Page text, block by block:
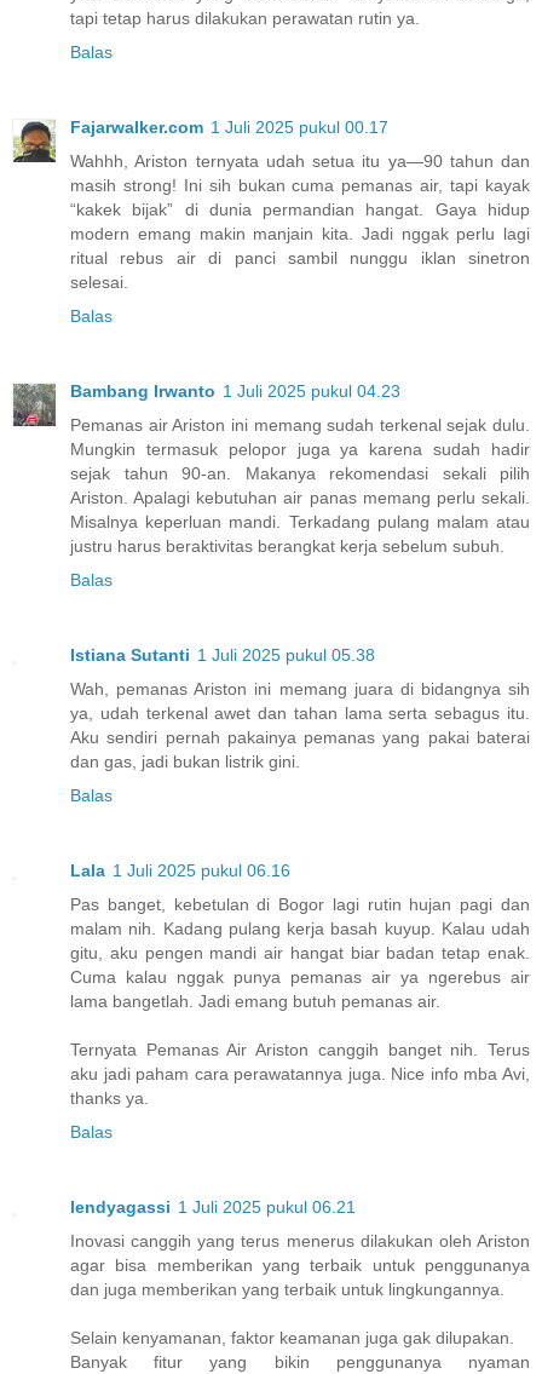
tapi tetap harus dilakukan perawatan rutin ya.
Balas
Fajarwalker.com 1 Juli 2025 pukul 00.17
Wahhh, Ariston ternyata udah setua itu ya—90 tahun dan
masih strong! Ini sih bukan cuma pemanas air, tapi kayak
“kakek bijak” di dunia permandian hangat. Gaya hidup
modern emang makin manjain kita. Jadi nggak perlu lagi
ritual rebus air di panci sambil nunggu iklan sinetron
selesai.
Balas
Bambang Irwanto 1 Juli 2025 pukul 04.23
Pemanas air Ariston ini memang sudah terkenal sejak dulu.
Mungkin termasuk pelopor juga ya karena sudah hadir
sejak tahun 90-an. Makanya rekomendasi sekali pilih
Ariston. Apalagi kebutuhan air panas memang perlu sekali.
Misalnya keperluan mandi. Terkadang pulang malam atau
justru harus beraktivitas berangkat kerja sebelum subuh.
Balas
Istiana Sutanti 1 Juli 2025 pukul 05.38
Wah, pemanas Ariston ini memang juara di bidangnya sih
ya, udah terkenal awet dan tahan lama serta sebagus itu.
Aku sendiri pernah pakainya pemanas yang pakai baterai
dan gas, jadi bukan listrik gini.
Balas
Lala 1 Juli 2025 pukul 06.16
Pas banget, kebetulan di Bogor lagi rutin hujan pagi dan
malam nih. Kadang pulang kerja basah kuyup. Kalau udah
gitu, aku pengen mandi air hangat biar badan tetap enak.
Cuma kalau nggak punya pemanas air ya ngerebus air
lama bangetlah. Jadi emang butuh pemanas air.
Ternyata Pemanas Air Ariston canggih banget nih. Terus
aku jadi paham cara perawatannya juga. Nice info mba Avi,
thanks ya.
Balas
lendyagassi 1 Juli 2025 pukul 06.21
Inovasi canggih yang terus menerus dilakukan oleh Ariston
agar bisa memberikan yang terbaik untuk penggunanya
dan juga memberikan yang terbaik untuk lingkungannya.
Selain kenyamanan, faktor keamanan juga gak dilupakan.
Banyak fitur yang bikin penggunanya nyaman